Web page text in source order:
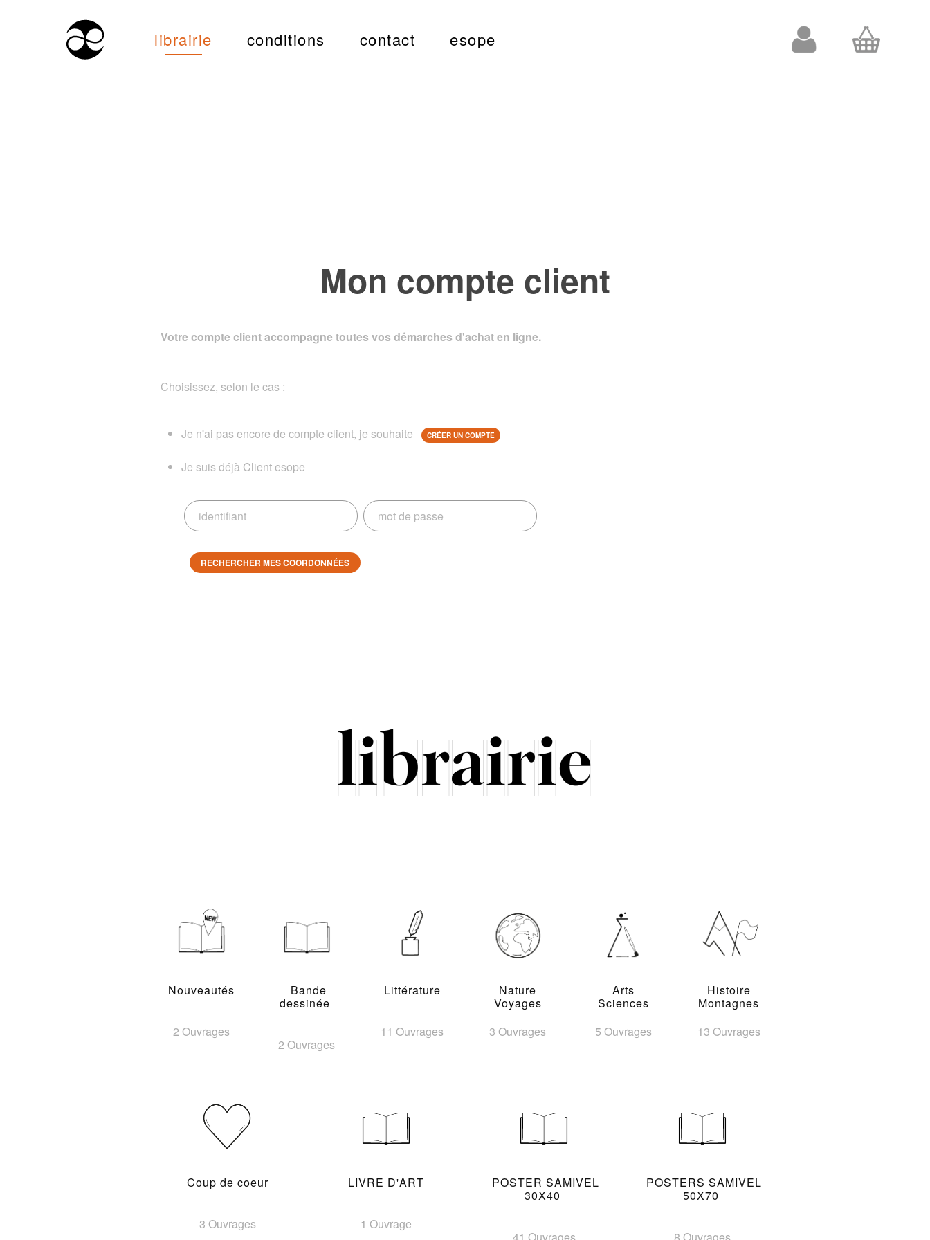
librairie conditions contact esope
Mon compte client
Votre compte client accompagne toutes vos démarches d'achat en ligne.
Choisissez, selon le cas :
Je n'ai pas encore de compte client, je souhaite CRÉER UN COMPTE
Je suis déjà Client esope
RECHERCHER MES COORDONNÉES
Nouveautés
2 Ouvrages
Bande
dessinée
2 Ouvrages
Littérature
11 Ouvrages
Nature
Voyages
3 Ouvrages
Arts
Sciences
5 Ouvrages
Histoire
Montagnes
13 Ouvrages
Coup de coeur
3 Ouvrages
LIVRE D'ART
1 Ouvrage
POSTER SAMIVEL
30X40
41 Ouvrages
POSTERS SAMIVEL
50X70
8 Ouvrages